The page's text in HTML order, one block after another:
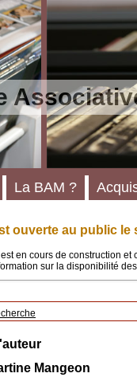
ouverte au public le
en cours de construction
sur la disponibilité
Mangeon
La BAM ?